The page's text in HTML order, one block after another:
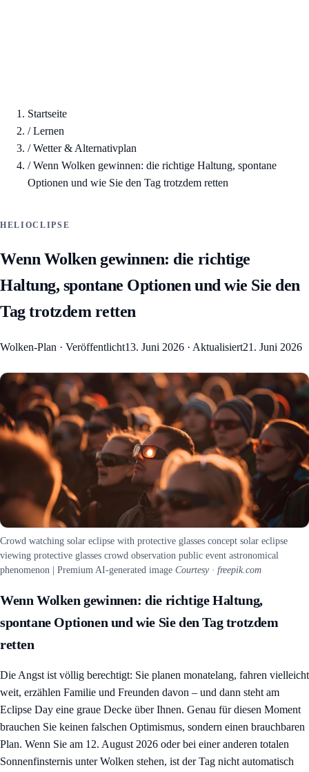
Startseite
/Lernen
/Wetter & Alternativplan
/Wenn Wolken gewinnen: die richtige Haltung, spontane
Optionen und wie Sie den Tag trotzdem retten
HELIOCLIPSE
Wenn Wolken gewinnen: die richtige
Haltung, spontane Optionen und wie Sie den
Tag trotzdem retten
Wolken-Plan · Veröffentlicht13. Juni 2026 · Aktualisiert21. Juni 2026
Crowd watching solar eclipse with protective glasses concept solar eclipse
viewing protective glasses crowd observation public event astronomical
phenomenon | Premium AI-generated image Courtesy · freepik.com
Wenn Wolken gewinnen: die richtige Haltung,
spontane Optionen und wie Sie den Tag trotzdem
retten
Die Angst ist völlig berechtigt: Sie planen monatelang, fahren vielleicht
weit, erzählen Familie und Freunden davon – und dann steht am
Eclipse Day eine graue Decke über Ihnen. Genau für diesen Moment
brauchen Sie keinen falschen Optimismus, sondern einen brauchbaren
Plan. Wenn Sie am 12. August 2026 oder bei einer anderen totalen
Sonnenfinsternis unter Wolken stehen, ist der Tag nicht automatisch